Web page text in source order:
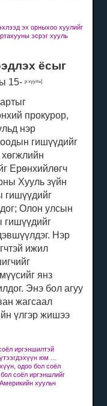
эх орныхоо хуулийг
эсрэг хууль
ёсыг
15-р хууль]
прокурор,
нэр
гишүүдийг
Ерөнхийлөгч
Хууль зүйн
гишүүдийг
Олон улсын
гишүүдийг
Нэр
ижил
янз
Энэ бол агуу
жагсаал
үлгэр жишээ
иргэншилтэй
юм ...
одоо бол соёл
соёл иргэншлийг
хуульч